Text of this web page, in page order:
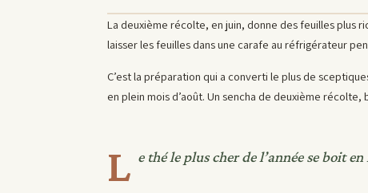
La deuxième récolte, en juin, donne des feuilles plus
laisser les feuilles dans une carafe au réfrigérateur
C’est la préparation qui a converti le plus de
en plein mois d’août. Un sencha de deuxième
L e thé le plus cher de l’année se boit